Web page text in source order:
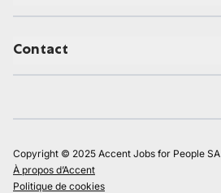
Contact
Copyright © 2025 Accent Jobs for People SA
À propos d’Accent
Politique de cookies